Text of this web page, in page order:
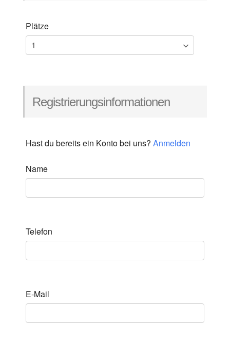
Plätze
Registrierungsinformationen
Hast du bereits ein Konto bei uns? Anmelden
Name
Telefon
E-Mail